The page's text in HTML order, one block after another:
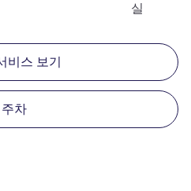
실
비스 보기
주차